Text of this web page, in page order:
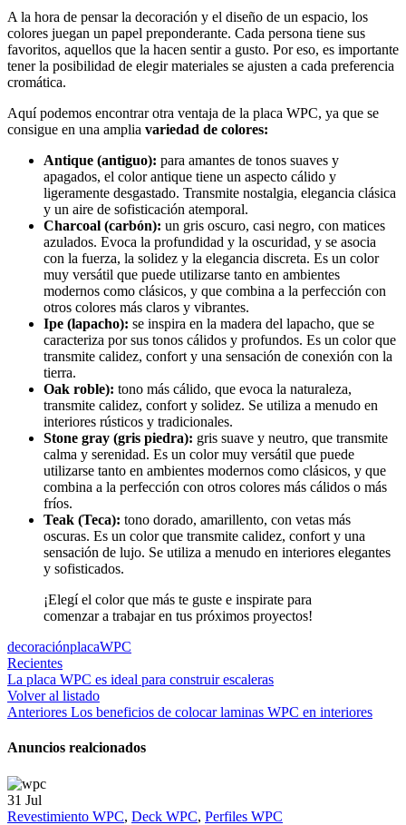
A la hora de pensar la decoración y el diseño de un espacio, los
colores juegan un papel preponderante. Cada persona tiene sus
favoritos, aquellos que la hacen sentir a gusto. Por eso, es importante
tener la posibilidad de elegir materiales se ajusten a cada preferencia
cromática.
Aquí podemos encontrar otra ventaja de la placa WPC, ya que se
consigue en una amplia variedad de colores:
Antique (antiguo): para amantes de tonos suaves y
apagados, el color antique tiene un aspecto cálido y
ligeramente desgastado. Transmite nostalgia, elegancia clásica
y un aire de sofisticación atemporal.
Charcoal (carbón): un gris oscuro, casi negro, con matices
azulados. Evoca la profundidad y la oscuridad, y se asocia
con la fuerza, la solidez y la elegancia discreta. Es un color
muy versátil que puede utilizarse tanto en ambientes
modernos como clásicos, y que combina a la perfección con
otros colores más claros y vibrantes.
Ipe (lapacho): se inspira en la madera del lapacho, que se
caracteriza por sus tonos cálidos y profundos. Es un color que
transmite calidez, confort y una sensación de conexión con la
tierra.
Oak roble): tono más cálido, que evoca la naturaleza,
transmite calidez, confort y solidez. Se utiliza a menudo en
interiores rústicos y tradicionales.
Stone gray (gris piedra): gris suave y neutro, que transmite
calma y serenidad. Es un color muy versátil que puede
utilizarse tanto en ambientes modernos como clásicos, y que
combina a la perfección con otros colores más cálidos o más
fríos.
Teak (Teca): tono dorado, amarillento, con vetas más
oscuras. Es un color que transmite calidez, confort y una
sensación de lujo. Se utiliza a menudo en interiores elegantes
y sofisticados.
¡Elegí el color que más te guste e inspirate para
comenzar a trabajar en tus próximos proyectos!
decoraciónplacaWPC
Recientes
La placa WPC es ideal para construir escaleras
Volver al listado
Anteriores Los beneficios de colocar laminas WPC en interiores
Anuncios realcionados
31 Jul
Revestimiento WPC, Deck WPC, Perfiles WPC